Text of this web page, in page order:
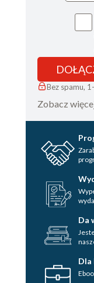
Bez spamu,
Zobacz
Da
Dla